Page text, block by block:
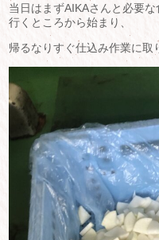
当日はまずAIKAさんと必要
行くところから始まり、
帰るなりすぐ仕込み作業に取